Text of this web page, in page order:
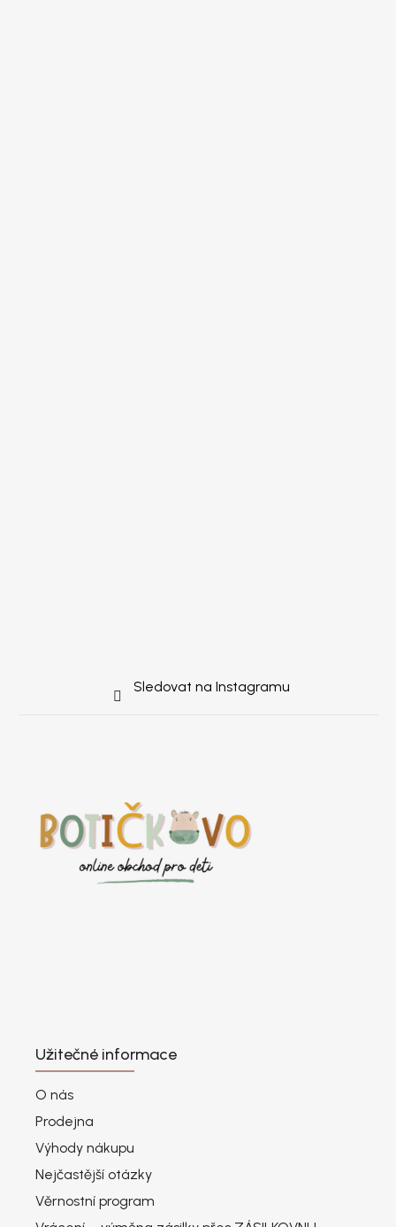
Sledovat na Instagramu
Užitečné informace
O nás
Prodejna
Výhody nákupu
Nejčastější otázky
Věrnostní program